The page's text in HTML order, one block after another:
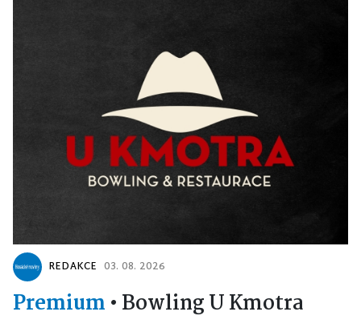
REDAKCE 03. 08. 2026
Premium • Bowling U Kmotra